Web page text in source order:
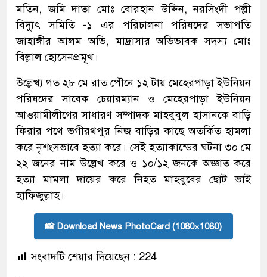
মতিন, জমি দাতা মোঃ বোরহান উদ্দিন, নরসিংদী পল্লী
বিদ্যুৎ সমিতি -১ এর পরিচালনা পরিষদের সভাপতি
জাহাঙ্গীর আলম অভি, মাদ্রাসার অভিভাবক সদস্য মোঃ
বিল্লাল হোসেনপ্রমূখ।
উল্লেখ্য গত ২৮ মে রাত পৌনে ১২ টায় মেহেরপাড়া ইউনিয়ন
পরিষদের সাবেক চেয়ারম্যান ও মেহেরপাড়া ইউনিয়ন
আওয়ামীলীগের সাধারণ সম্পাদক মাহবুবুল হাসানকে বাড়ি
ফিরার পথে ভগীরথপুর নিজ বাড়ির কাছে অতর্কিত হামলা
করে নৃশংসভাবে হত্যা করে। সেই হত্যাকান্ডের ঘটনা ৩০ মে
২২ জনের নাম উল্লেখ করে ও ১০/১২ জনকে অজ্ঞাত করে
হত্যা মামলা দায়ের করে নিহত মাহবুবের ছোট ভাই
হাফিজুল্লাহ।
📸 Download News PhotoCard (1080×1080)
সংবাদটি শেয়ার দিয়েছেন : 224